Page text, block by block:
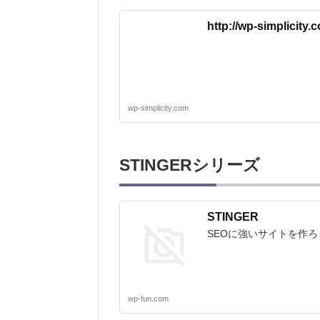
http://wp-
wp-simplicity.com
STINGERシリーズ
STINGER
SEOに強いサイトを作ろ
wp-fun.com